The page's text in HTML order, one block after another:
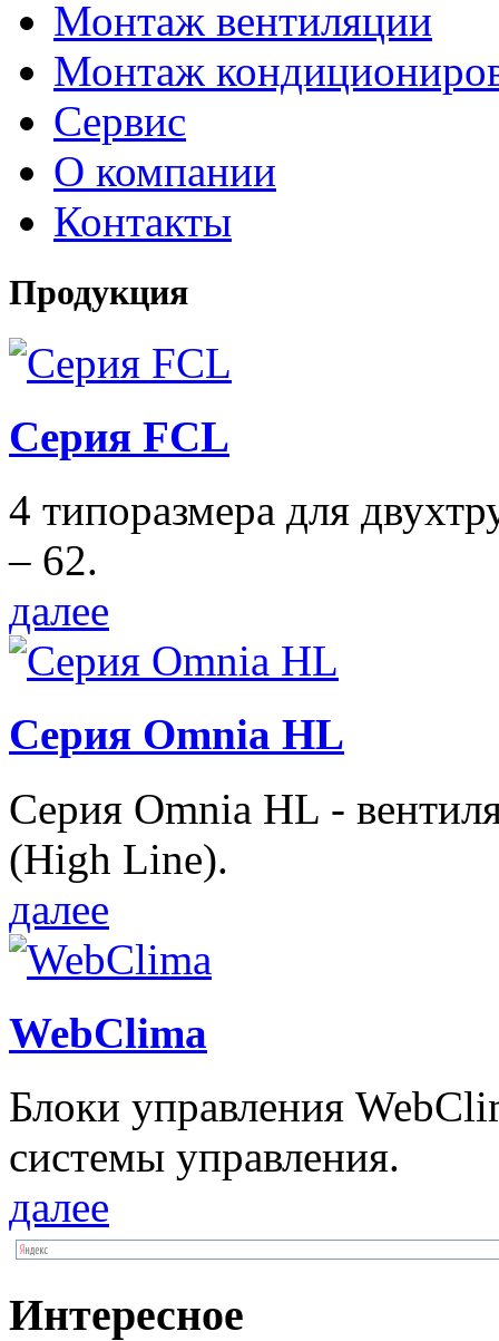
Монтаж вентиляции
Монтаж
Сервис
О компании
Контакты
Продукция
Серия FCL
4 типоразмера для
– 62.
далее
Серия Omnia HL
Серия Omnia HL -
(High Line).
далее
WebClima
Блоки упрaвлeния
системы управления.
далее
Интересное